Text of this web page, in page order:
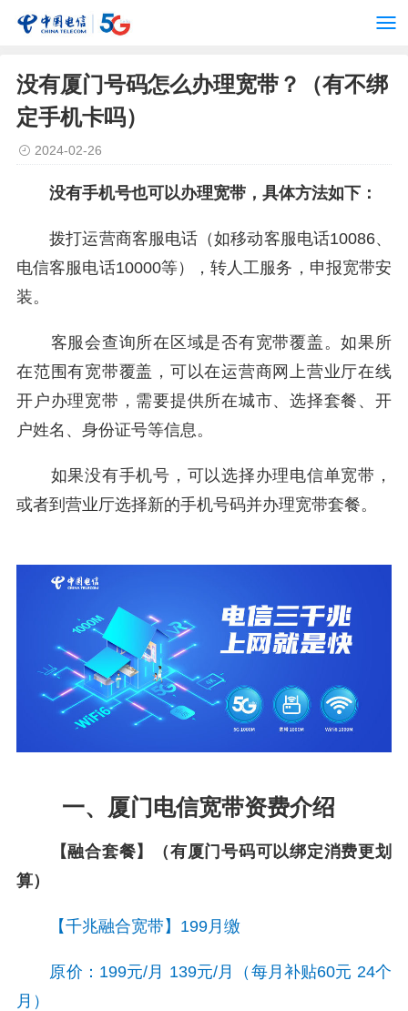
没有厦门号码怎么办理宽带？（有不绑
定手机卡吗）
2024-02-26
没有手机号也可以办理宽带，具体方法如下：
拨打运营商客服电话（如移动客服电话10086、
电信客服电话10000等），转人工服务，申报宽带安
装。
客服会查询所在区域是否有宽带覆盖。如果所
在范围有宽带覆盖，可以在运营商网上营业厅在线
开户办理宽带，需要提供所在城市、选择套餐、开
户姓名、身份证号等信息。
如果没有手机号，可以选择办理电信单宽带，
或者到营业厅选择新的手机号码并办理宽带套餐。
一、厦门电信宽带资费介绍
【融合套餐】（有厦门号码可以绑定消费更划
算）
【千兆融合宽带】199月缴
原价：199元/月 139元/月（每月补贴60元 24个
月）